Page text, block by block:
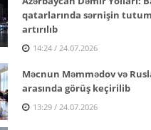
qatarlarında sərnişin
artırılıb
14:24 / 24.07.2026
Məcnun Məmmədov və
arasında görüş keçirilib
13:29 / 24.07.2026